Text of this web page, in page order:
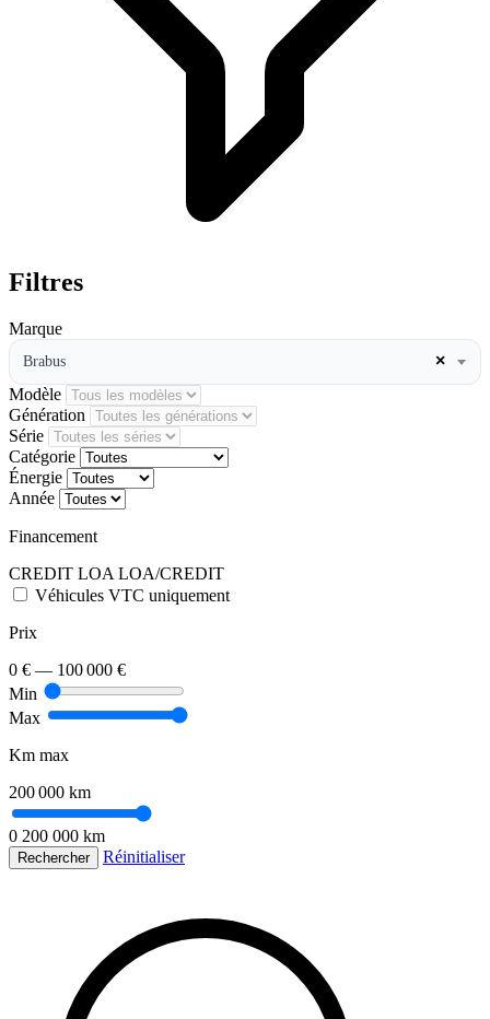
Filtres
Marque
×
Brabus
Modèle
Génération
Série
Catégorie
Énergie
Année
Financement
CREDIT LOA LOA/CREDIT
Véhicules VTC uniquement
Prix
0 € — 100 000 €
Min
Max
Km max
200 000 km
0 200 000 km
Rechercher Réinitialiser